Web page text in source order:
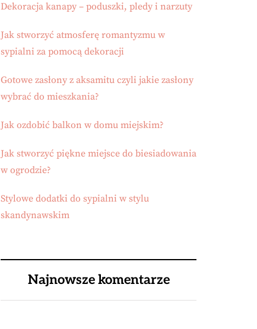
Dekoracja kanapy – poduszki, pledy i narzuty
Jak stworzyć atmosferę romantyzmu w
sypialni za pomocą dekoracji
Gotowe zasłony z aksamitu czyli jakie zasłony
wybrać do mieszkania?
Jak ozdobić balkon w domu miejskim?
Jak stworzyć piękne miejsce do biesiadowania
w ogrodzie?
Stylowe dodatki do sypialni w stylu
skandynawskim
Najnowsze komentarze